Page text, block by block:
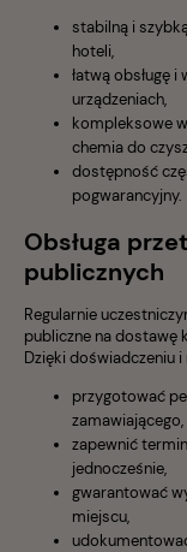
stabilną i
hoteli,
łatwą obsługę
urządzeniach,
kompleksowe
chemia do
dostępność
pogwarancyjny.
Obsługa
publicznych
Regularnie
publiczne na dostawę
Dzięki doświadczeniu
przygotować
zamawiającego,
zapewnić
jednocześnie,
gwarantować
miejscu,